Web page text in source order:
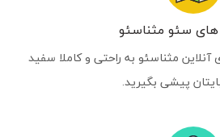
های سئو مثناسئو
آنلاین مثناسئو به راحتی و کاملا سفید
پیشی بگیرید.